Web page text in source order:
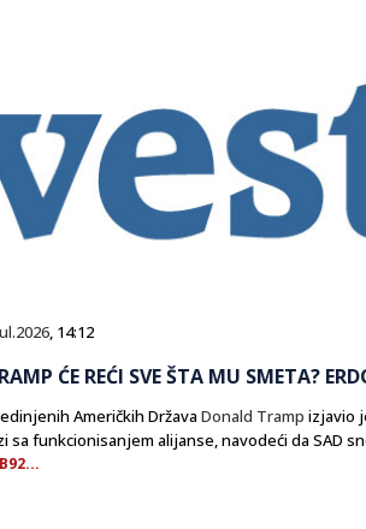
, 14:12
ĆE REĆI SVE ŠTA MU SMETA?
Američkih Država Donald Tramp izjavio
sa funkcionisanjem alijanse, navodeći da SAD